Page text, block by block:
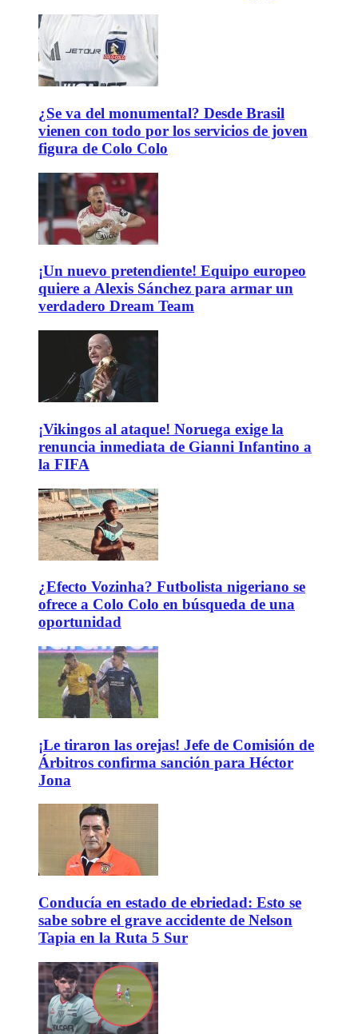
¿Se va del monumental? Desde Brasil
vienen con todo por los servicios de joven
figura de Colo Colo
¡Un nuevo pretendiente! Equipo europeo
quiere a Alexis Sánchez para armar un
verdadero Dream Team
¡Vikingos al ataque! Noruega exige la
renuncia inmediata de Gianni Infantino a
la FIFA
¿Efecto Vozinha? Futbolista nigeriano se
ofrece a Colo Colo en búsqueda de una
oportunidad
¡Le tiraron las orejas! Jefe de Comisión de
Árbitros confirma sanción para Héctor
Jona
Conducía en estado de ebriedad: Esto se
sabe sobre el grave accidente de Nelson
Tapia en la Ruta 5 Sur